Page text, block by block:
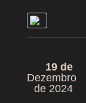
19 de
Dezembro
de 2024